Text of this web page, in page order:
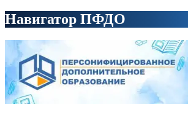
Навигатор ПФДО